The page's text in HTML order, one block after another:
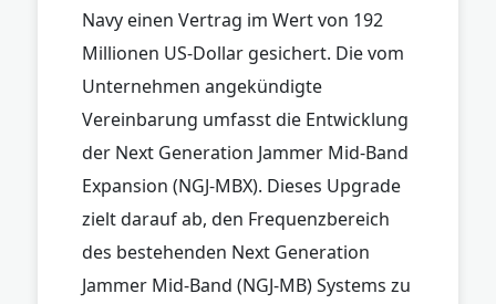
Navy einen Vertrag im Wert von 192
Millionen US-Dollar gesichert. Die vom
Unternehmen angekündigte
Vereinbarung umfasst die Entwicklung
der Next Generation Jammer Mid-Band
Expansion (NGJ-MBX). Dieses Upgrade
zielt darauf ab, den Frequenzbereich
des bestehenden Next Generation
Jammer Mid-Band (NGJ-MB) Systems zu